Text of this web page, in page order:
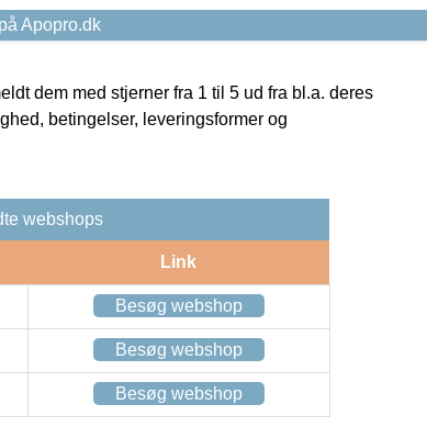
Apopro.dk
dem med stjerner fra 1 til 5 ud fra bl.a. deres
betingelser, leveringsformer og
webshops
Link
Besøg webshop
Besøg webshop
Besøg webshop